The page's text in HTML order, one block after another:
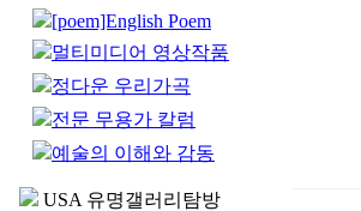
[poem]English Poem
멀티미디어 영상작품
정다운 우리가곡
전문 무용가 칼럼
예술의 이해와 감동
USA 유명갤러리탐방